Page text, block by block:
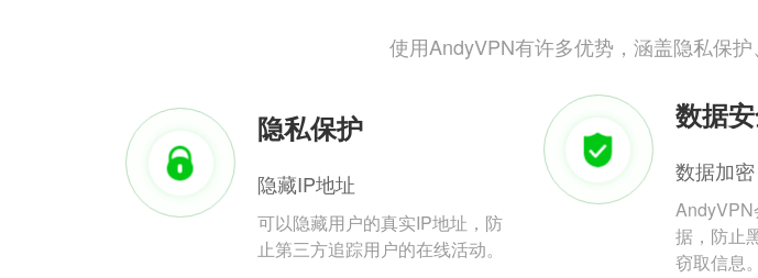
使用AndyVPN有许多优势，涵盖隐私保
隐私保护
隐藏IP地址
可以隐藏用户的真实IP地址，防
止第三方追踪用户的在线活动。
数据
数据加密
AndyVPN
据，防止
窃取信息。